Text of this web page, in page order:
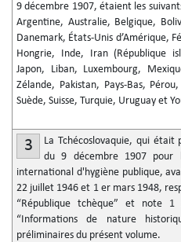
9 décembre 1907, étaient les
Argentine, Australie, Belgique,
Danemark, États-Unis d’Amérique,
Hongrie, Inde, Iran (République
Japon, Liban, Luxembourg,
Zélande, Pakistan, Pays-Bas,
Suède, Suisse, Turquie, Uruguay et
3
La Tchécoslovaquie, qui
du 9 décembre 1907 pour
international d'hygiène publique,
22 juillet 1946 et 1 ermars 1948,
“République tchèque” et note 1
“Informations de nature
préliminaires du présent volume.